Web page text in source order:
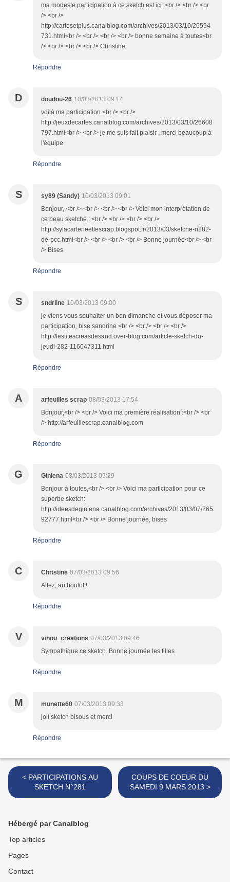
ma modeste participation à ce sketch est ici :<br /> <br /> <br
/> <br />
http://cartesetplus.canalblog.com/archives/2013/03/10/26594
731.html<br /> <br /> <br /> <br /> bonne semaine à toutes<br
/> <br /> <br /> <br /> Christine
Répondre
D doudou-26 10/03/2013 09:14
voilà ma participation <br /> <br />
http://jeuxdecartes.canalblog.com/archives/2013/03/10/26608
797.html<br /> <br /> je me suis fait plaisir , merci beaucoup à
l'équipe
Répondre
S sy89 (Sandy) 10/03/2013 09:01
Bonjour, <br /> <br /> <br /> <br /> Voici mon interprétation de
ce beau sketche : <br /> <br /> <br /> <br />
http://sylacarterieetlescrap.blogspot.fr/2013/03/sketche-n282-
de-pcc.html<br /> <br /> <br /> <br /> Bonne journée<br /> <br
/> Bises
Répondre
S sndriine 10/03/2013 09:00
je viens vous souhaiter un bon dimanche et vous déposer ma
participation, bise sandrine <br /> <br /> <br /> <br />
http://lestitescreasdesand.over-blog.com/article-sketch-du-
jeudi-282-116047311.html
Répondre
A arfeuilles scrap 08/03/2013 17:54
Bonjour,<br /> <br /> Voici ma première réalisation :<br /> <br
/> http://arfeuillescrap.canalblog.com
Répondre
G Giniena 08/03/2013 09:29
Bonjour à toutes,<br /> <br /> Voici ma participation pour ce
superbe sketch:
http://ideesdeginiena.canalblog.com/archives/2013/03/07/265
92777.html<br /> <br /> Bonne journée, bises
Répondre
C Christine 07/03/2013 09:56
Allez, au boulot !
Répondre
V vinou_creations 07/03/2013 09:46
Sympathique ce sketch. Bonne journée les filles
Répondre
M munette60 07/03/2013 09:33
joli sketch bisous et merci
Répondre
< PARTICIPATIONS AU
SKETCH N°281
COUPS DE COEUR DU
SAMEDI 9 MARS 2013 >
Hébergé par Canalblog
Top articles
Pages
Contact